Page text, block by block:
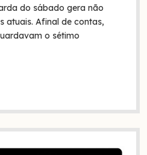
do sábado gera não
atuais. Afinal de contas,
o sétimo